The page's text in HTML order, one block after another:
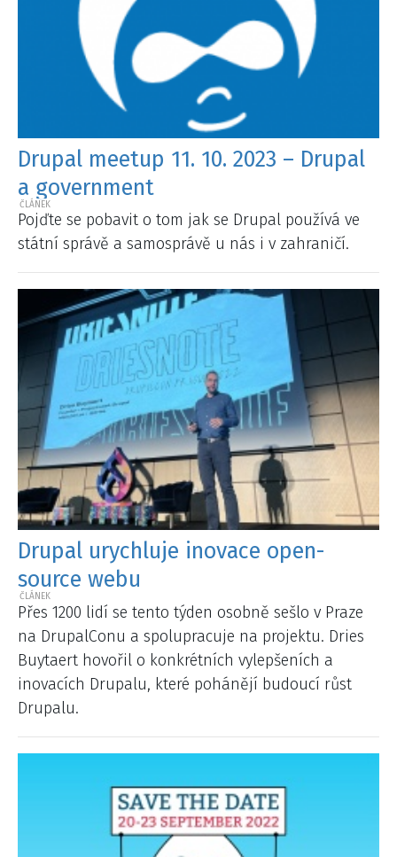
Drupal meetup 11. 10. 2023 – Drupal
a government
Pojďte se pobavit o tom jak se Drupal používá ve
státní správě a samosprávě u nás i v zahraničí.
Drupal urychluje inovace open-
source webu
Přes 1200 lidí se tento týden osobně sešlo v Praze
na DrupalConu a spolupracuje na projektu. Dries
Buytaert hovořil o konkrétních vylepšeních a
inovacích Drupalu, které pohánějí budoucí růst
Drupalu.